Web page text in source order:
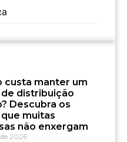
custa manter um
distribuição
Descubra os
muitas
não enxergam
2026